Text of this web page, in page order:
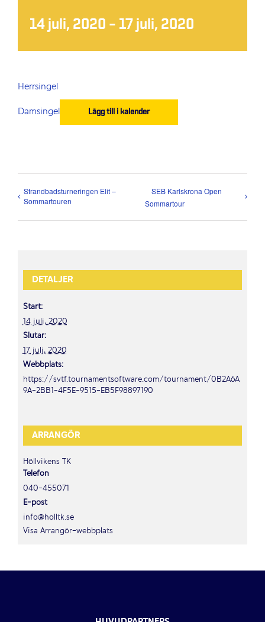
14 juli, 2020 – 17 juli, 2020
Herrsingel
Damsingel
Lägg till i kalender
Strandbadsturneringen Elit –
Sommartouren
SEB Karlskrona Open
Sommartour
DETALJER
Start:
14 juli, 2020
Slutar:
17 juli, 2020
Webbplats:
https://svtf.tournamentsoftware.com/tournament/0B2A6A
9A-2BB1-4F5E-9515-EB5F98897190
ARRANGÖR
Höllvikens TK
Telefon
040-455071
E-post
info@holltk.se
Visa Arrangör-webbplats